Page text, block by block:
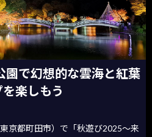
園で幻想的な雲海と紅葉
楽しもう
京都町田市）で「秋遊び2025～来